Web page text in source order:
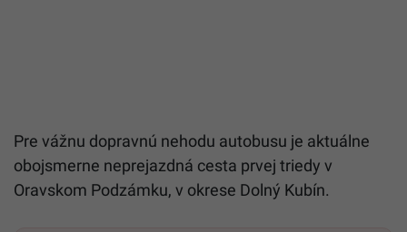
Pre vážnu dopravnú nehodu autobusu je aktuálne
obojsmerne neprejazdná cesta prvej triedy v
Oravskom Podzámku, v okrese Dolný Kubín.